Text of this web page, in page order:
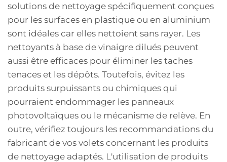
solutions de nettoyage spécifiquement conçues
pour les surfaces en plastique ou en aluminium
sont idéales car elles nettoient sans rayer. Les
nettoyants à base de vinaigre dilués peuvent
aussi être efficaces pour éliminer les taches
tenaces et les dépôts. Toutefois, évitez les
produits surpuissants ou chimiques qui
pourraient endommager les panneaux
photovoltaïques ou le mécanisme de relève. En
outre, vérifiez toujours les recommandations du
fabricant de vos volets concernant les produits
de nettoyage adaptés. L'utilisation de produits